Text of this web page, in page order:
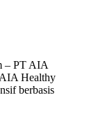
– PT AIA
Healthy
berbasis